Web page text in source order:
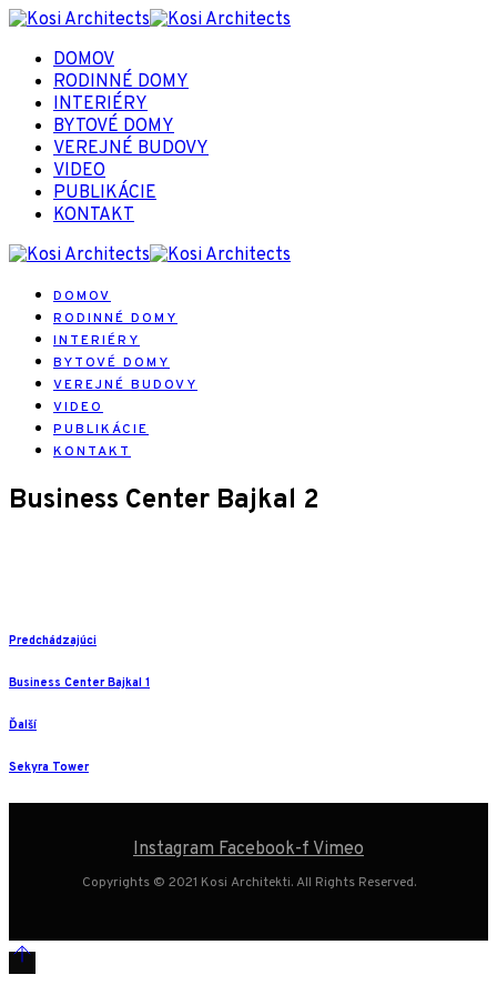
DOMOV
RODINNÉ DOMY
INTERIÉRY
BYTOVÉ DOMY
VEREJNÉ BUDOVY
VIDEO
PUBLIKÁCIE
KONTAKT
DOMOV
RODINNÉ DOMY
INTERIÉRY
BYTOVÉ DOMY
VEREJNÉ BUDOVY
VIDEO
PUBLIKÁCIE
KONTAKT
Business Center Bajkal 2
Predchádzajúci
Business Center Bajkal 1
Ďalší
Sekyra Tower
Instagram Facebook-f Vimeo
Copyrights © 2021 Kosi Architekti. All Rights Reserved.